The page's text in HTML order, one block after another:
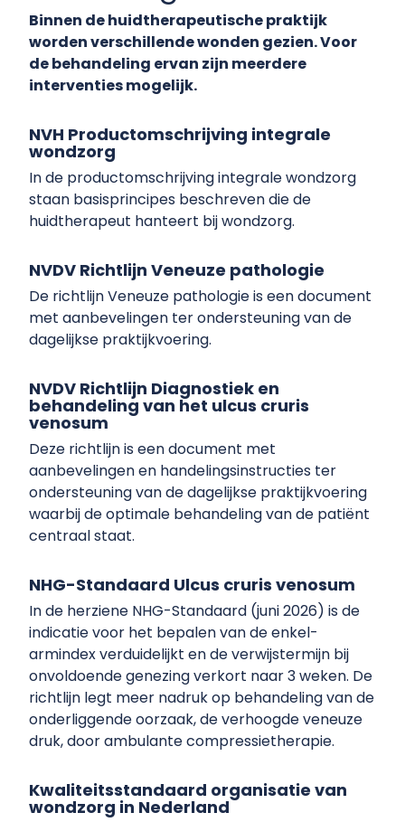
Binnen de huidtherapeutische praktijk
worden verschillende wonden gezien. Voor
de behandeling ervan zijn meerdere
interventies mogelijk.
NVH Productomschrijving integrale
wondzorg
In de productomschrijving integrale wondzorg
staan basisprincipes beschreven die de
huidtherapeut hanteert bij wondzorg.
NVDV Richtlijn Veneuze pathologie
De richtlijn Veneuze pathologie is een document
met aanbevelingen ter ondersteuning van de
dagelijkse praktijkvoering.
NVDV Richtlijn Diagnostiek en
behandeling van het ulcus cruris
venosum
Deze richtlijn is een document met
aanbevelingen en handelingsinstructies ter
ondersteuning van de dagelijkse praktijkvoering
waarbij de optimale behandeling van de patiënt
centraal staat.
NHG-Standaard Ulcus cruris venosum
In de herziene NHG-Standaard (juni 2026) is de
indicatie voor het bepalen van de enkel-
armindex verduidelijkt en de verwijstermijn bij
onvoldoende genezing verkort naar 3 weken. De
richtlijn legt meer nadruk op behandeling van de
onderliggende oorzaak, de verhoogde veneuze
druk, door ambulante compressietherapie.
Kwaliteitsstandaard organisatie van
wondzorg in Nederland